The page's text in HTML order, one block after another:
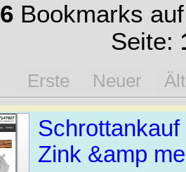
6Bookmarks
Seite:
Erste Neuer
Schrottankauf
Zink &amp